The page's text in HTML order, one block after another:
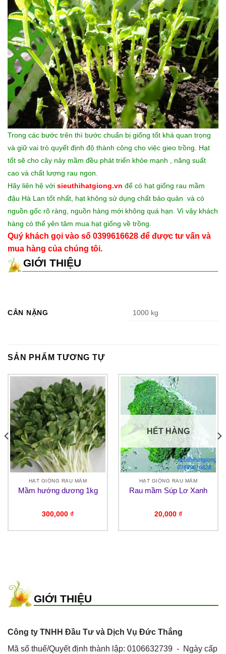
Trong các bước trên thì bước chuẩn bị giống tốt khá quan trọng
và giữ vai trò quyết định độ thành công cho việc gieo trồng. Hạt
tốt sẽ cho cây nảy mầm đều phát triển khỏe mạnh , năng suất
cao và chất lượng rau ngon.
Hãy liên hệ với sieuthihatgiong.vn để có hạt giống rau mầm
đậu Hà Lan tốt nhất, hạt không sử dụng chất bảo quản và có
nguồn gốc rõ ràng, nguồn hàng mới không quá hạn. Vì vậy khách
hàng có thể yên tâm mua hạt giống về trồng.
Quý khách gọi vào số 0399616628 để được tư vấn và
mua hàng của chúng tôi.
GIỚI THIỆU
CÂN NẶNG 1000 kg
SẢN PHẨM TƯƠNG TỰ
HẠT GIỐNG RAU MẦM
Mầm hướng dương 1kg
300,000 ₫
HẾT HÀNG
HẠT GIỐNG RAU MẦM
Rau mầm Súp Lơ Xanh
20,000 ₫
GIỚI THIỆU
Công ty TNHH Đầu Tư và Dịch Vụ Đức Thắng
Mã số thuế/Quyết định thành lập: 0106632739 - Ngày cấp